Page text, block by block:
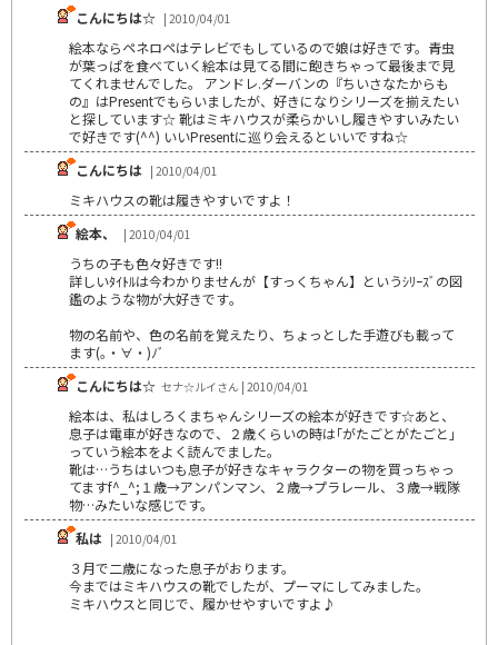
こんにちは☆ | 2010/04/01
絵本ならペネロペはテレビでもしているので娘は好きです。青虫
が葉っぱを食べていく絵本は見てる間に飽きちゃって最後まで見
てくれませんでした。 アンドレ.ダーバンの『ちいさなたからも
の』はPresentでもらいましたが、好きになりシリーズを揃えたい
と探しています☆ 靴はミキハウスが柔らかいし履きやすいみたい
で好きです(^^) いいPresentに巡り会えるといいですね☆
こんにちは | 2010/04/01
ミキハウスの靴は履きやすいですよ！
絵本、
| 2010/04/01
うちの子も色々好きです!!
詳しいﾀｲﾄﾙは今わかりませんが【すっくちゃん】というｼﾘｰｽﾞの図
鑑のような物が大好きです｡
物の名前や、色の名前を覚えたり、ちょっとした手遊びも載って
ます(｡・∀・)ﾉﾞ
こんにちは☆ セナ☆ルイさん | 2010/04/01
絵本は、私はしろくまちゃんシリーズの絵本が好きです☆あと、
息子は電車が好きなので、２歳くらいの時は｢がたごとがたごと｣
っていう絵本をよく読んでました。
靴は…うちはいつも息子が好きなキャラクターの物を買っちゃっ
てますf^_^;１歳→アンパンマン、２歳→プラレール、３歳→戦隊
物…みたいな感じです。
私は | 2010/04/01
３月で二歳になった息子がおります。
今まではミキハウスの靴でしたが、プーマにしてみました。
ミキハウスと同じで、履かせやすいですよ♪